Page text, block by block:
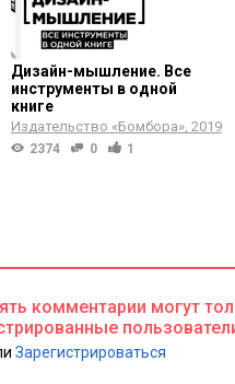
Дизайн-мышление. Все
инструменты в одной
книге
Издательство «Бомбора» 2019
2374 0 1
комментарии могут
Зарегистрироваться